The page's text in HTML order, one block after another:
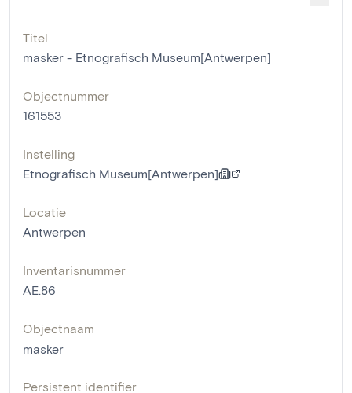
Titel
masker - Etnografisch Museum[Antwerpen]
Objectnummer
161553
Instelling
Etnografisch Museum[Antwerpen]
Locatie
Antwerpen
Inventarisnummer
AE.86
Objectnaam
masker
Persistent identifier